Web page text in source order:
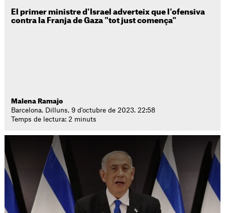
El primer ministre d'Israel adverteix que l'ofensiva
contra la Franja de Gaza "tot just comença"
Malena Ramajo
Barcelona. Dilluns, 9 d'octubre de 2023. 22:58
Temps de lectura: 2 minuts